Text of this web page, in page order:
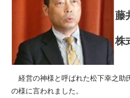
藤
株
経営の神様と呼ばれた松下幸之助
の様に言われました。